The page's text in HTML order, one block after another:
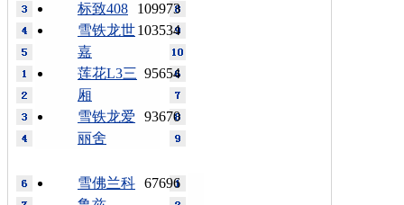
109973
标致408
103534
雪铁龙世
嘉
95654
莲花L3三
厢
93670
雪铁龙爱
丽舍
67696
雪佛兰科